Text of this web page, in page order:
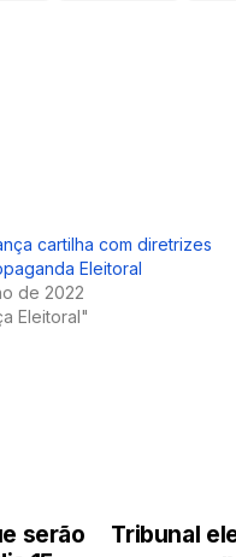
cartilha com diretrizes
Eleitoral
de 2022
Eleitoral"
Tribunal
serão